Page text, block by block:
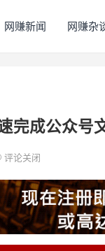
网赚新闻 网赚杂
完成公众号
评论关闭